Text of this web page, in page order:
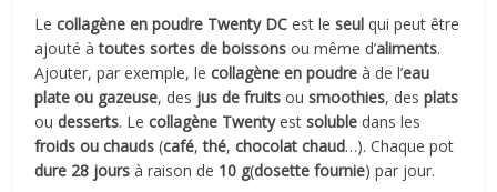
Lecollagène en poudre Twenty DC est leseul qui peut être
ajouté àtoutes sortes de boissons ou même d’aliments.
Ajouter, par exemple, lecollagène en poudre à de l’eau
plate ou gazeuse, des jus de fruits ousmoothies, desplats
oudesserts. Lecollagène Twentyestsoluble dans les
froids ou chauds (café,thé,chocolat chaud…). Chaque pot
dure 28 jours à raison de 10 g(dosette fournie) par jour.